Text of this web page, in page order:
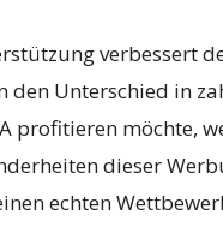
verbessert
den Unterschied in
profitieren möchte,
dieser
echten